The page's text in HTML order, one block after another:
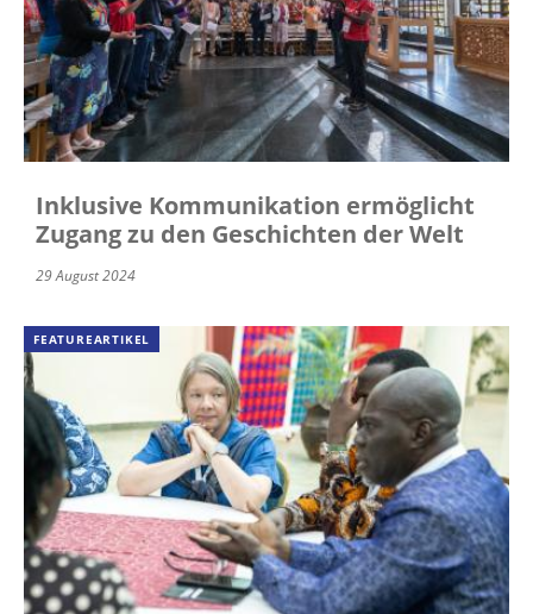
Inklusive Kommunikation ermöglicht
Zugang zu den Geschichten der Welt
29 August 2024
FEATUREARTIKEL